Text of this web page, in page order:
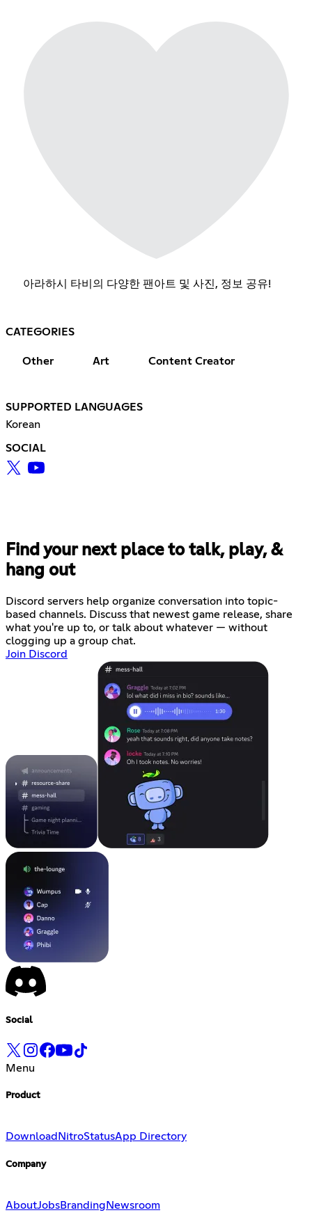
아라하시 타비의 다양한 팬아트 및 사진, 정보 공유!
CATEGORIES
Other Art Content Creator
SUPPORTED LANGUAGES
Korean
SOCIAL
Find your next place to talk, play, &
hang out
Discord servers help organize conversation into topic-
based channels. Discuss that newest game release, share
what you're up to, or talk about whatever — without
clogging up a group chat.
Join Discord
Social
Menu
Product
Download NitroStatusApp Directory
Company
AboutJobsBranding Newsroom